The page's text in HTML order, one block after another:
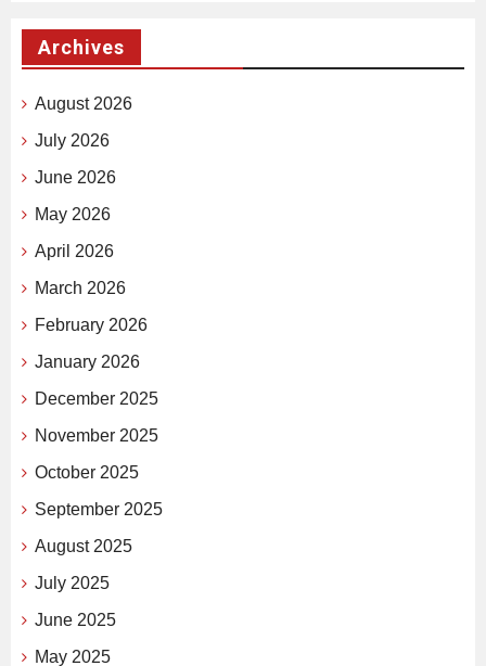
Archives
August 2026
July 2026
June 2026
May 2026
April 2026
March 2026
February 2026
January 2026
December 2025
November 2025
October 2025
September 2025
August 2025
July 2025
June 2025
May 2025